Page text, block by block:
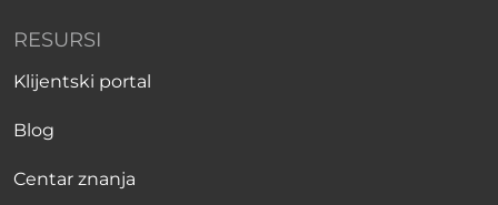
RESURSI
Klijentski portal
Blog
Centar znanja